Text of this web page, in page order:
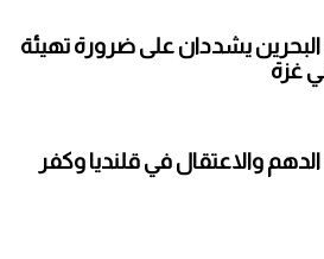
يشددان على ضرورة تهيئة
غزة
والاعتقال في قلنديا وكفر